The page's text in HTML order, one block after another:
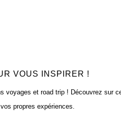
VOUS INSPIRER !
voyages et road trip ! Découvrez sur
propres expériences.